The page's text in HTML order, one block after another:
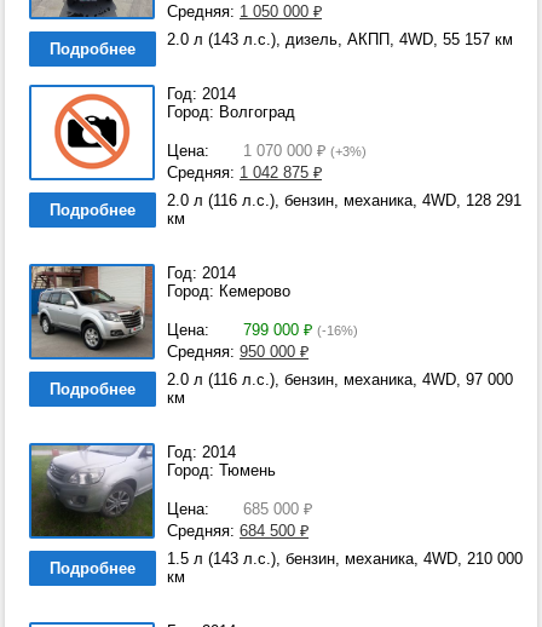
Средняя: 1 050 000 ₽
Подробнее
2.0 л (143 л.с.), дизель, АКПП, 4WD, 55 157 км
Год: 2014
Город: Волгоград
Цена: 1 070 000 ₽ (+3%)
Средняя: 1 042 875 ₽
Подробнее
2.0 л (116 л.с.), бензин, механика, 4WD, 128 291
км
Год: 2014
Город: Кемерово
Цена: 799 000 ₽ (-16%)
Средняя: 950 000 ₽
Подробнее
2.0 л (116 л.с.), бензин, механика, 4WD, 97 000
км
Год: 2014
Город: Тюмень
Цена: 685 000 ₽
Средняя: 684 500 ₽
Подробнее
1.5 л (143 л.с.), бензин, механика, 4WD, 210 000
км